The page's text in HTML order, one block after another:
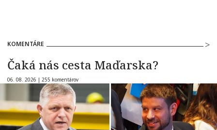
KOMENTÁRE
Čaká nás cesta Maďarska?
06. 08. 2026 | 255 komentárov